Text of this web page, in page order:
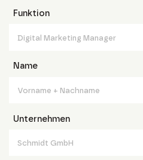
Funktion
Name
Unternehmen